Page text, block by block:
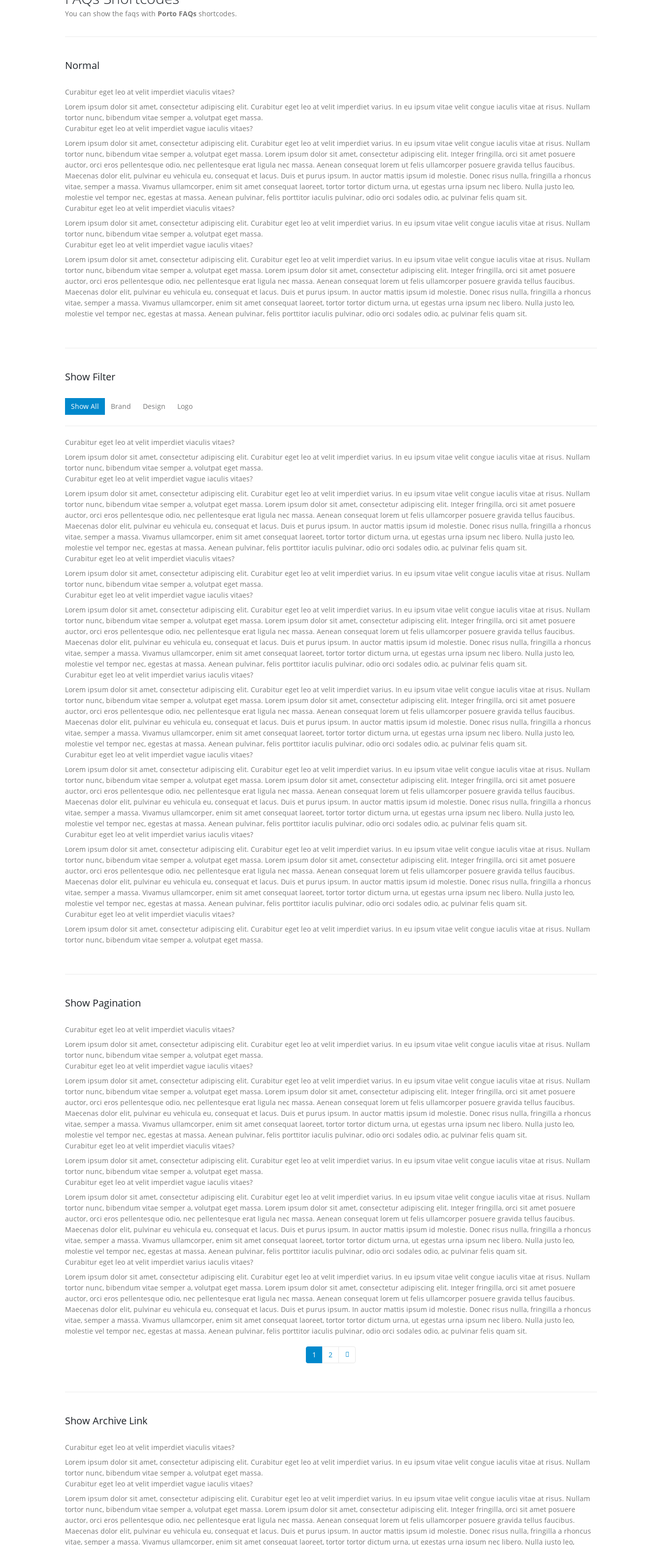
You can show the faqs with Porto FAQs shortcodes.
Normal
Curabitur eget leo at velit imperdiet viaculis vitaes?
Lorem ipsum dolor sit amet, consectetur adipiscing elit. Curabitur eget leo at velit imperdiet varius. In eu ipsum vitae velit congue iaculis vitae at risus. Nullam
tortor nunc, bibendum vitae semper a, volutpat eget massa.
Curabitur eget leo at velit imperdiet vague iaculis vitaes?
Lorem ipsum dolor sit amet, consectetur adipiscing elit. Curabitur eget leo at velit imperdiet varius. In eu ipsum vitae velit congue iaculis vitae at risus. Nullam
tortor nunc, bibendum vitae semper a, volutpat eget massa. Lorem ipsum dolor sit amet, consectetur adipiscing elit. Integer fringilla, orci sit amet posuere
auctor, orci eros pellentesque odio, nec pellentesque erat ligula nec massa. Aenean consequat lorem ut felis ullamcorper posuere gravida tellus faucibus.
Maecenas dolor elit, pulvinar eu vehicula eu, consequat et lacus. Duis et purus ipsum. In auctor mattis ipsum id molestie. Donec risus nulla, fringilla a rhoncus
vitae, semper a massa. Vivamus ullamcorper, enim sit amet consequat laoreet, tortor tortor dictum urna, ut egestas urna ipsum nec libero. Nulla justo leo,
molestie vel tempor nec, egestas at massa. Aenean pulvinar, felis porttitor iaculis pulvinar, odio orci sodales odio, ac pulvinar felis quam sit.
Curabitur eget leo at velit imperdiet viaculis vitaes?
Lorem ipsum dolor sit amet, consectetur adipiscing elit. Curabitur eget leo at velit imperdiet varius. In eu ipsum vitae velit congue iaculis vitae at risus. Nullam
tortor nunc, bibendum vitae semper a, volutpat eget massa.
Curabitur eget leo at velit imperdiet vague iaculis vitaes?
Lorem ipsum dolor sit amet, consectetur adipiscing elit. Curabitur eget leo at velit imperdiet varius. In eu ipsum vitae velit congue iaculis vitae at risus. Nullam
tortor nunc, bibendum vitae semper a, volutpat eget massa. Lorem ipsum dolor sit amet, consectetur adipiscing elit. Integer fringilla, orci sit amet posuere
auctor, orci eros pellentesque odio, nec pellentesque erat ligula nec massa. Aenean consequat lorem ut felis ullamcorper posuere gravida tellus faucibus.
Maecenas dolor elit, pulvinar eu vehicula eu, consequat et lacus. Duis et purus ipsum. In auctor mattis ipsum id molestie. Donec risus nulla, fringilla a rhoncus
vitae, semper a massa. Vivamus ullamcorper, enim sit amet consequat laoreet, tortor tortor dictum urna, ut egestas urna ipsum nec libero. Nulla justo leo,
molestie vel tempor nec, egestas at massa. Aenean pulvinar, felis porttitor iaculis pulvinar, odio orci sodales odio, ac pulvinar felis quam sit.
Show Filter
Show All Brand Design Logo
Curabitur eget leo at velit imperdiet viaculis vitaes?
Lorem ipsum dolor sit amet, consectetur adipiscing elit. Curabitur eget leo at velit imperdiet varius. In eu ipsum vitae velit congue iaculis vitae at risus. Nullam
tortor nunc, bibendum vitae semper a, volutpat eget massa.
Curabitur eget leo at velit imperdiet vague iaculis vitaes?
Lorem ipsum dolor sit amet, consectetur adipiscing elit. Curabitur eget leo at velit imperdiet varius. In eu ipsum vitae velit congue iaculis vitae at risus. Nullam
tortor nunc, bibendum vitae semper a, volutpat eget massa. Lorem ipsum dolor sit amet, consectetur adipiscing elit. Integer fringilla, orci sit amet posuere
auctor, orci eros pellentesque odio, nec pellentesque erat ligula nec massa. Aenean consequat lorem ut felis ullamcorper posuere gravida tellus faucibus.
Maecenas dolor elit, pulvinar eu vehicula eu, consequat et lacus. Duis et purus ipsum. In auctor mattis ipsum id molestie. Donec risus nulla, fringilla a rhoncus
vitae, semper a massa. Vivamus ullamcorper, enim sit amet consequat laoreet, tortor tortor dictum urna, ut egestas urna ipsum nec libero. Nulla justo leo,
molestie vel tempor nec, egestas at massa. Aenean pulvinar, felis porttitor iaculis pulvinar, odio orci sodales odio, ac pulvinar felis quam sit.
Curabitur eget leo at velit imperdiet viaculis vitaes?
Lorem ipsum dolor sit amet, consectetur adipiscing elit. Curabitur eget leo at velit imperdiet varius. In eu ipsum vitae velit congue iaculis vitae at risus. Nullam
tortor nunc, bibendum vitae semper a, volutpat eget massa.
Curabitur eget leo at velit imperdiet vague iaculis vitaes?
Lorem ipsum dolor sit amet, consectetur adipiscing elit. Curabitur eget leo at velit imperdiet varius. In eu ipsum vitae velit congue iaculis vitae at risus. Nullam
tortor nunc, bibendum vitae semper a, volutpat eget massa. Lorem ipsum dolor sit amet, consectetur adipiscing elit. Integer fringilla, orci sit amet posuere
auctor, orci eros pellentesque odio, nec pellentesque erat ligula nec massa. Aenean consequat lorem ut felis ullamcorper posuere gravida tellus faucibus.
Maecenas dolor elit, pulvinar eu vehicula eu, consequat et lacus. Duis et purus ipsum. In auctor mattis ipsum id molestie. Donec risus nulla, fringilla a rhoncus
vitae, semper a massa. Vivamus ullamcorper, enim sit amet consequat laoreet, tortor tortor dictum urna, ut egestas urna ipsum nec libero. Nulla justo leo,
molestie vel tempor nec, egestas at massa. Aenean pulvinar, felis porttitor iaculis pulvinar, odio orci sodales odio, ac pulvinar felis quam sit.
Curabitur eget leo at velit imperdiet varius iaculis vitaes?
Lorem ipsum dolor sit amet, consectetur adipiscing elit. Curabitur eget leo at velit imperdiet varius. In eu ipsum vitae velit congue iaculis vitae at risus. Nullam
tortor nunc, bibendum vitae semper a, volutpat eget massa. Lorem ipsum dolor sit amet, consectetur adipiscing elit. Integer fringilla, orci sit amet posuere
auctor, orci eros pellentesque odio, nec pellentesque erat ligula nec massa. Aenean consequat lorem ut felis ullamcorper posuere gravida tellus faucibus.
Maecenas dolor elit, pulvinar eu vehicula eu, consequat et lacus. Duis et purus ipsum. In auctor mattis ipsum id molestie. Donec risus nulla, fringilla a rhoncus
vitae, semper a massa. Vivamus ullamcorper, enim sit amet consequat laoreet, tortor tortor dictum urna, ut egestas urna ipsum nec libero. Nulla justo leo,
molestie vel tempor nec, egestas at massa. Aenean pulvinar, felis porttitor iaculis pulvinar, odio orci sodales odio, ac pulvinar felis quam sit.
Curabitur eget leo at velit imperdiet vague iaculis vitaes?
Lorem ipsum dolor sit amet, consectetur adipiscing elit. Curabitur eget leo at velit imperdiet varius. In eu ipsum vitae velit congue iaculis vitae at risus. Nullam
tortor nunc, bibendum vitae semper a, volutpat eget massa. Lorem ipsum dolor sit amet, consectetur adipiscing elit. Integer fringilla, orci sit amet posuere
auctor, orci eros pellentesque odio, nec pellentesque erat ligula nec massa. Aenean consequat lorem ut felis ullamcorper posuere gravida tellus faucibus.
Maecenas dolor elit, pulvinar eu vehicula eu, consequat et lacus. Duis et purus ipsum. In auctor mattis ipsum id molestie. Donec risus nulla, fringilla a rhoncus
vitae, semper a massa. Vivamus ullamcorper, enim sit amet consequat laoreet, tortor tortor dictum urna, ut egestas urna ipsum nec libero. Nulla justo leo,
molestie vel tempor nec, egestas at massa. Aenean pulvinar, felis porttitor iaculis pulvinar, odio orci sodales odio, ac pulvinar felis quam sit.
Curabitur eget leo at velit imperdiet varius iaculis vitaes?
Lorem ipsum dolor sit amet, consectetur adipiscing elit. Curabitur eget leo at velit imperdiet varius. In eu ipsum vitae velit congue iaculis vitae at risus. Nullam
tortor nunc, bibendum vitae semper a, volutpat eget massa. Lorem ipsum dolor sit amet, consectetur adipiscing elit. Integer fringilla, orci sit amet posuere
auctor, orci eros pellentesque odio, nec pellentesque erat ligula nec massa. Aenean consequat lorem ut felis ullamcorper posuere gravida tellus faucibus.
Maecenas dolor elit, pulvinar eu vehicula eu, consequat et lacus. Duis et purus ipsum. In auctor mattis ipsum id molestie. Donec risus nulla, fringilla a rhoncus
vitae, semper a massa. Vivamus ullamcorper, enim sit amet consequat laoreet, tortor tortor dictum urna, ut egestas urna ipsum nec libero. Nulla justo leo,
molestie vel tempor nec, egestas at massa. Aenean pulvinar, felis porttitor iaculis pulvinar, odio orci sodales odio, ac pulvinar felis quam sit.
Curabitur eget leo at velit imperdiet viaculis vitaes?
Lorem ipsum dolor sit amet, consectetur adipiscing elit. Curabitur eget leo at velit imperdiet varius. In eu ipsum vitae velit congue iaculis vitae at risus. Nullam
tortor nunc, bibendum vitae semper a, volutpat eget massa.
Show Pagination
Curabitur eget leo at velit imperdiet viaculis vitaes?
Lorem ipsum dolor sit amet, consectetur adipiscing elit. Curabitur eget leo at velit imperdiet varius. In eu ipsum vitae velit congue iaculis vitae at risus. Nullam
tortor nunc, bibendum vitae semper a, volutpat eget massa.
Curabitur eget leo at velit imperdiet vague iaculis vitaes?
Lorem ipsum dolor sit amet, consectetur adipiscing elit. Curabitur eget leo at velit imperdiet varius. In eu ipsum vitae velit congue iaculis vitae at risus. Nullam
tortor nunc, bibendum vitae semper a, volutpat eget massa. Lorem ipsum dolor sit amet, consectetur adipiscing elit. Integer fringilla, orci sit amet posuere
auctor, orci eros pellentesque odio, nec pellentesque erat ligula nec massa. Aenean consequat lorem ut felis ullamcorper posuere gravida tellus faucibus.
Maecenas dolor elit, pulvinar eu vehicula eu, consequat et lacus. Duis et purus ipsum. In auctor mattis ipsum id molestie. Donec risus nulla, fringilla a rhoncus
vitae, semper a massa. Vivamus ullamcorper, enim sit amet consequat laoreet, tortor tortor dictum urna, ut egestas urna ipsum nec libero. Nulla justo leo,
molestie vel tempor nec, egestas at massa. Aenean pulvinar, felis porttitor iaculis pulvinar, odio orci sodales odio, ac pulvinar felis quam sit.
Curabitur eget leo at velit imperdiet viaculis vitaes?
Lorem ipsum dolor sit amet, consectetur adipiscing elit. Curabitur eget leo at velit imperdiet varius. In eu ipsum vitae velit congue iaculis vitae at risus. Nullam
tortor nunc, bibendum vitae semper a, volutpat eget massa.
Curabitur eget leo at velit imperdiet vague iaculis vitaes?
Lorem ipsum dolor sit amet, consectetur adipiscing elit. Curabitur eget leo at velit imperdiet varius. In eu ipsum vitae velit congue iaculis vitae at risus. Nullam
tortor nunc, bibendum vitae semper a, volutpat eget massa. Lorem ipsum dolor sit amet, consectetur adipiscing elit. Integer fringilla, orci sit amet posuere
auctor, orci eros pellentesque odio, nec pellentesque erat ligula nec massa. Aenean consequat lorem ut felis ullamcorper posuere gravida tellus faucibus.
Maecenas dolor elit, pulvinar eu vehicula eu, consequat et lacus. Duis et purus ipsum. In auctor mattis ipsum id molestie. Donec risus nulla, fringilla a rhoncus
vitae, semper a massa. Vivamus ullamcorper, enim sit amet consequat laoreet, tortor tortor dictum urna, ut egestas urna ipsum nec libero. Nulla justo leo,
molestie vel tempor nec, egestas at massa. Aenean pulvinar, felis porttitor iaculis pulvinar, odio orci sodales odio, ac pulvinar felis quam sit.
Curabitur eget leo at velit imperdiet varius iaculis vitaes?
Lorem ipsum dolor sit amet, consectetur adipiscing elit. Curabitur eget leo at velit imperdiet varius. In eu ipsum vitae velit congue iaculis vitae at risus. Nullam
tortor nunc, bibendum vitae semper a, volutpat eget massa. Lorem ipsum dolor sit amet, consectetur adipiscing elit. Integer fringilla, orci sit amet posuere
auctor, orci eros pellentesque odio, nec pellentesque erat ligula nec massa. Aenean consequat lorem ut felis ullamcorper posuere gravida tellus faucibus.
Maecenas dolor elit, pulvinar eu vehicula eu, consequat et lacus. Duis et purus ipsum. In auctor mattis ipsum id molestie. Donec risus nulla, fringilla a rhoncus
vitae, semper a massa. Vivamus ullamcorper, enim sit amet consequat laoreet, tortor tortor dictum urna, ut egestas urna ipsum nec libero. Nulla justo leo,
molestie vel tempor nec, egestas at massa. Aenean pulvinar, felis porttitor iaculis pulvinar, odio orci sodales odio, ac pulvinar felis quam sit.
1 2
Show Archive Link
Curabitur eget leo at velit imperdiet viaculis vitaes?
Lorem ipsum dolor sit amet, consectetur adipiscing elit. Curabitur eget leo at velit imperdiet varius. In eu ipsum vitae velit congue iaculis vitae at risus. Nullam
tortor nunc, bibendum vitae semper a, volutpat eget massa.
Curabitur eget leo at velit imperdiet vague iaculis vitaes?
Lorem ipsum dolor sit amet, consectetur adipiscing elit. Curabitur eget leo at velit imperdiet varius. In eu ipsum vitae velit congue iaculis vitae at risus. Nullam
tortor nunc, bibendum vitae semper a, volutpat eget massa. Lorem ipsum dolor sit amet, consectetur adipiscing elit. Integer fringilla, orci sit amet posuere
auctor, orci eros pellentesque odio, nec pellentesque erat ligula nec massa. Aenean consequat lorem ut felis ullamcorper posuere gravida tellus faucibus.
Maecenas dolor elit, pulvinar eu vehicula eu, consequat et lacus. Duis et purus ipsum. In auctor mattis ipsum id molestie. Donec risus nulla, fringilla a rhoncus
vitae, semper a massa. Vivamus ullamcorper, enim sit amet consequat laoreet, tortor tortor dictum urna, ut egestas urna ipsum nec libero. Nulla justo leo,